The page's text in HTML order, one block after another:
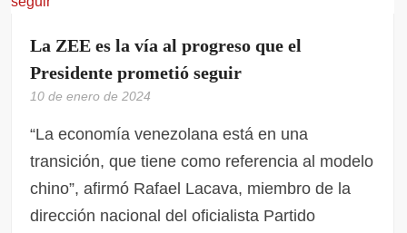
La ZEE es la vía al progreso que el
Presidente prometió seguir
10 de enero de 2024
“La economía venezolana está en una
transición, que tiene como referencia al modelo
chino”, afirmó Rafael Lacava, miembro de la
dirección nacional del oficialista Partido